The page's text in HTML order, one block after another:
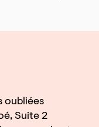
oubliées
Suite 2